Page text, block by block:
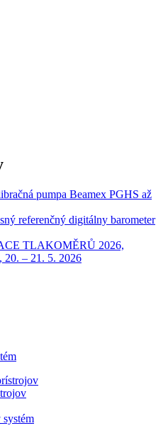
pumpa Beamex PGHS až
referenčný digitálny barometer
TLAKOMĚRŮ 2026,
20. – 21. 5. 2026